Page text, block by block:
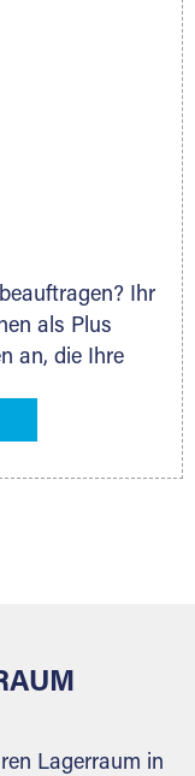
Ihr
als Plus
an, die Ihre
Lieferung von
Partner
Lagerraum in